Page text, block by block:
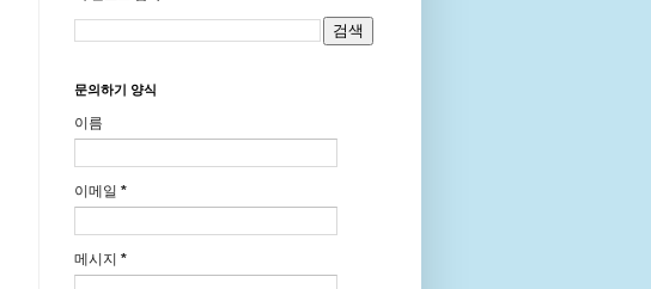
문의하기 양식
이름
이메일 *
메시지 *